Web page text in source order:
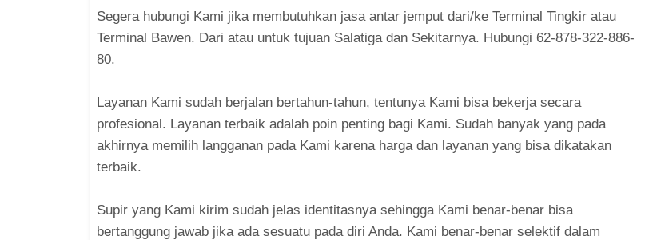
Segera hubungi Kami jika membutuhkan jasa antar jemput dari/ke Terminal Tingkir atau
Terminal Bawen. Dari atau untuk tujuan Salatiga dan Sekitarnya. Hubungi 62-878-322-886-
80.
Layanan Kami sudah berjalan bertahun-tahun, tentunya Kami bisa bekerja secara
profesional. Layanan terbaik adalah poin penting bagi Kami. Sudah banyak yang pada
akhirnya memilih langganan pada Kami karena harga dan layanan yang bisa dikatakan
terbaik.
Supir yang Kami kirim sudah jelas identitasnya sehingga Kami benar-benar bisa
bertanggung jawab jika ada sesuatu pada diri Anda. Kami benar-benar selektif dalam